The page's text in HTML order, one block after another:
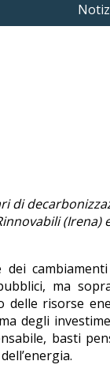
di
(Irena)
ma
risorse
degli
basti